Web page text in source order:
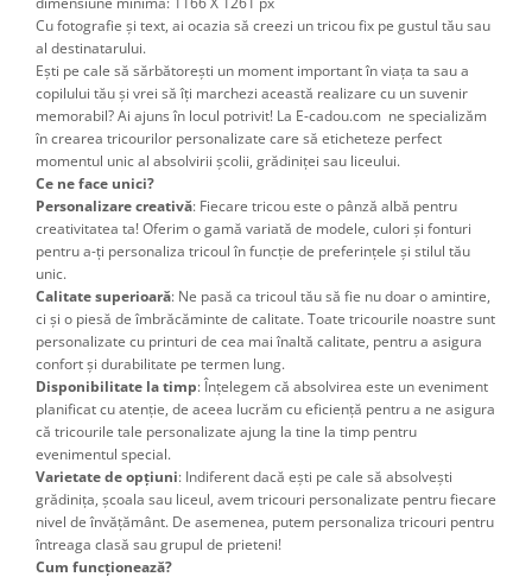
Cu fotografie și text, ai ocazia să creezi un tricou fix pe gustul tău sau
al destinatarului.
Ești pe cale să sărbătorești un moment important în viața ta sau a
copilului tău și vrei să îți marchezi această realizare cu un suvenir
memorabil? Ai ajuns în locul potrivit! La E-cadou.com ne specializăm
în crearea tricourilor personalizate care să eticheteze perfect
momentul unic al absolvirii școlii, grădiniței sau liceului.
Ce ne face unici?
Personalizare creativă: Fiecare tricou este o pânză albă pentru
creativitatea ta! Oferim o gamă variată de modele, culori și fonturi
pentru a-ți personaliza tricoul în funcție de preferințele și stilul tău
unic.
Calitate superioară: Ne pasă ca tricoul tău să fie nu doar o amintire,
ci și o piesă de îmbrăcăminte de calitate. Toate tricourile noastre sunt
personalizate cu printuri de cea mai înaltă calitate, pentru a asigura
confort și durabilitate pe termen lung.
Disponibilitate la timp: Înțelegem că absolvirea este un eveniment
planificat cu atenție, de aceea lucrăm cu eficiență pentru a ne asigura
că tricourile tale personalizate ajung la tine la timp pentru
evenimentul special.
Varietate de opțiuni: Indiferent dacă ești pe cale să absolvești
grădinița, școala sau liceul, avem tricouri personalizate pentru fiecare
nivel de învățământ. De asemenea, putem personaliza tricouri pentru
întreaga clasă sau grupul de prieteni!
Cum funcționează?